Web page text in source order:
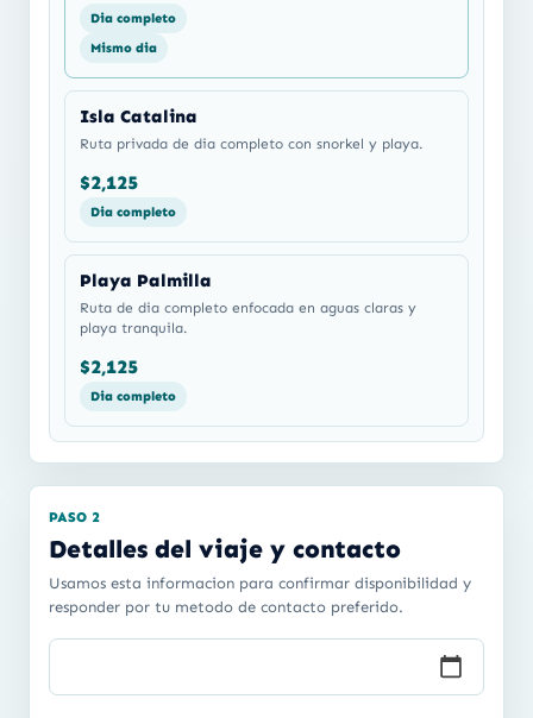
Dia completo
Mismo dia
Isla Catalina
Ruta privada de dia completo con snorkel y playa.
$2,125
Dia completo
Playa Palmilla
Ruta de dia completo enfocada en aguas claras y
playa tranquila.
$2,125
Dia completo
PASO 2
Detalles del viaje y contacto
Usamos esta informacion para confirmar disponibilidad y
responder por tu metodo de contacto preferido.